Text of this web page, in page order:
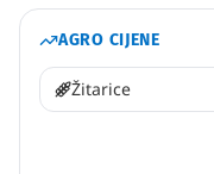
AGRO CIJENE
Žitarice